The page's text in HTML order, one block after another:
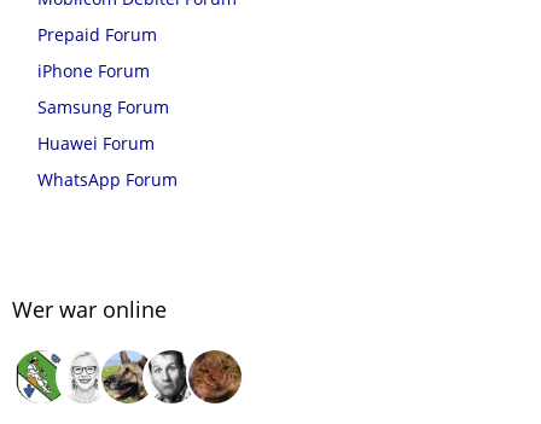
Prepaid Forum
iPhone Forum
Samsung Forum
Huawei Forum
WhatsApp Forum
Wer war online